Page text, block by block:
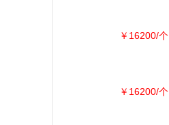
￥16200/个
￥16200/个